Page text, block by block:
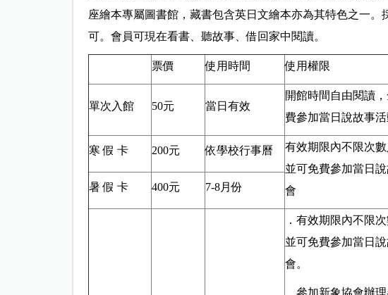
座繪本專屬圖書館，藏書包含英日文繪本亦為其特色之一
可。會員可現在看書、聽故事、借回家中閱讀。
票價 使用時間 使用權限
單次入館 50元 當日有效
開館時間自由閱讀
費參加當日說故事
寒 假 卡 200元 依學校行事曆
有效期限內不限次
並可免費參加當日
會
暑 假 卡 400元 7-8月份
．有效期限內不限
並可免費參加當日
會。